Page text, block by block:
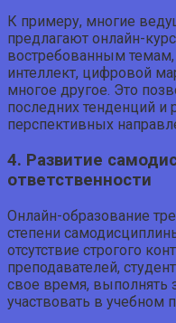
К примеру, многие
предлагают онлайн-
востребованным
интеллект, цифровой
многое другое. Это
последних тенденций и
перспективных
4. Развитие
ответственности
Онлайн-образование
степени
отсутствие строгого
преподавателей,
свое время, выполнять
участвовать в учебном